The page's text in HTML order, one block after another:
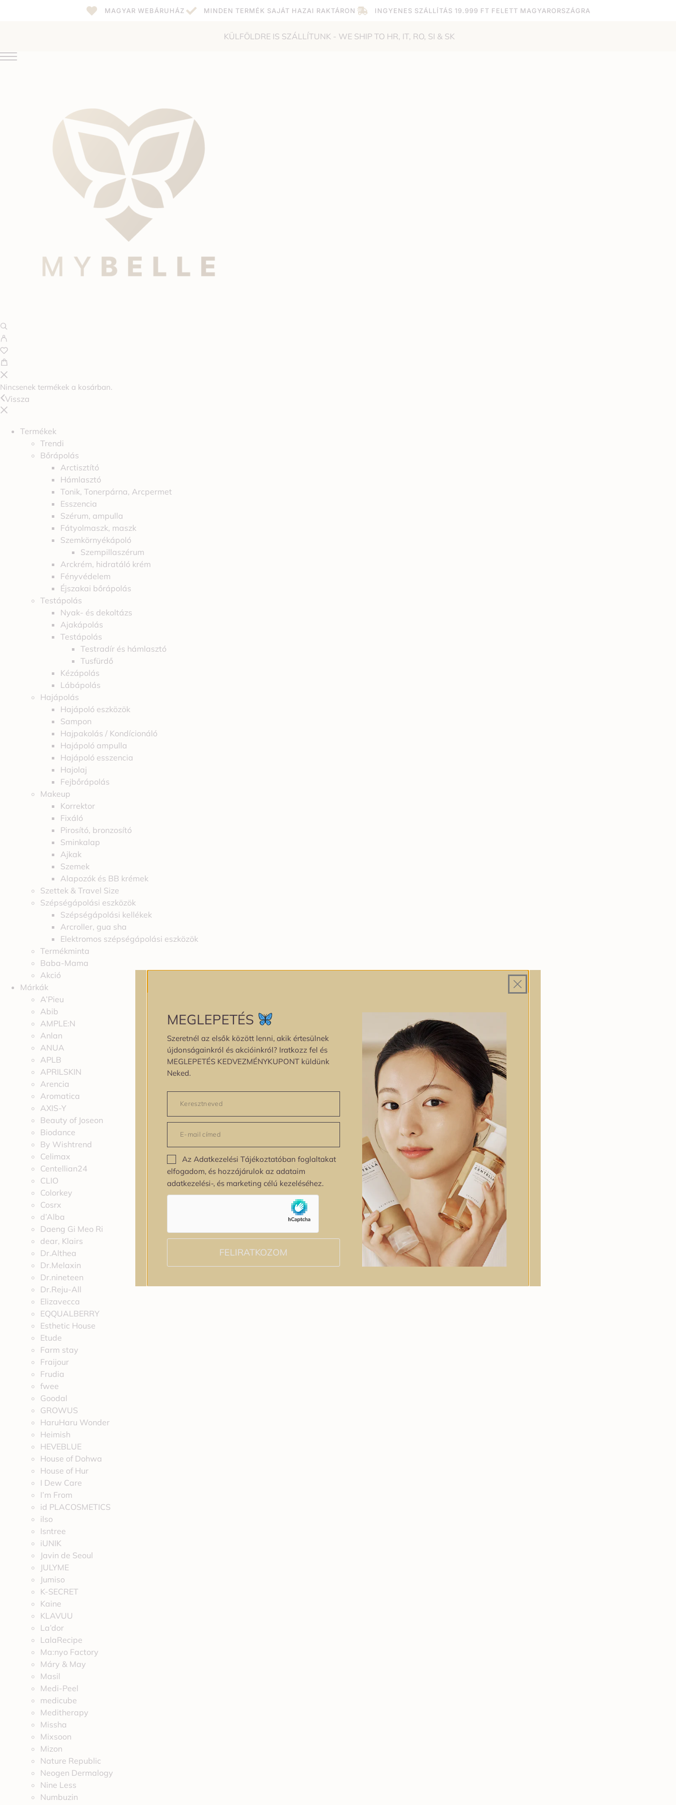
MAGYAR WEBÁRUHÁZ MINDEN TERMÉK SAJÁT HAZAI RAKTÁRON INGYENES SZÁLLÍTÁS 19.999 FT FELETT MAGYARORSZÁGRA
KÜLFÖLDRE IS SZÁLLÍTUNK - WE SHIP TO HR, IT, RO, SI & SK
Nincsenek termékek a kosárban.
Vissza
Termékek
Trendi
Bőrápolás
Arctisztító
Hámlasztó
Tonik, Tonerpárna, Arcpermet
Esszencia
Szérum, ampulla
Fátyolmaszk, maszk
Szemkörnyékápoló
Szempillaszérum
Arckrém, hidratáló krém
Fényvédelem
Éjszakai bőrápolás
Testápolás
Nyak- és dekoltázs
Ajakápolás
Testápolás
Testradír és hámlasztó
Tusfürdő
Kézápolás
Lábápolás
Hajápolás
Hajápoló eszközök
Sampon
Hajpakolás / Kondícionáló
Hajápoló ampulla
Hajápoló esszencia
Hajolaj
Fejbőrápolás
Makeup
Korrektor
Fixáló
Pirosító, bronzosító
Sminkalap
Ajkak
Szemek
Alapozók és BB krémek
Szettek & Travel Size
Szépségápolási eszközök
Szépségápolási kellékek
Arcroller, gua sha
Elektromos szépségápolási eszközök
Termékminta
Baba-Mama
Akció
Márkák
A’Pieu
Abib
AMPLE:N
Anlan
ANUA
APLB
APRILSKIN
Arencia
Aromatica
AXIS-Y
Beauty of Joseon
Biodance
By Wishtrend
Celimax
Centellian24
CLIO
Colorkey
Cosrx
d’Alba
Daeng Gi Meo Ri
dear, Klairs
Dr.Althea
Dr.Melaxin
Dr.nineteen
Dr.Reju-All
Elizavecca
EQQUALBERRY
Esthetic House
Etude
Farm stay
Fraijour
Frudia
fwee
Goodal
GROWUS
HaruHaru Wonder
Heimish
HEVEBLUE
House of Dohwa
House of Hur
I Dew Care
I’m From
id PLACOSMETICS
ilso
Isntree
iUNIK
Javin de Seoul
JULYME
Jumiso
K-SECRET
Kaine
KLAVUU
La’dor
LalaRecipe
Ma:nyo Factory
Máry & May
Masil
Medi-Peel
medicube
Meditherapy
Missha
Mixsoon
Mizon
Nature Republic
Neogen Dermalogy
Nine Less
Numbuzin
MEGLEPETÉS
Szeretnél az elsők között lenni, akik értesülnek
újdonságainkról és akcióinkról? Iratkozz fel és
MEGLEPETÉS KEDVEZMÉNYKUPONT küldünk
Neked.
Az Adatkezelési Tájékoztatóban foglaltakat
elfogadom, és hozzájárulok az adataim
adatkezelési-, és marketing célú kezeléséhez.
FELIRATKOZOM